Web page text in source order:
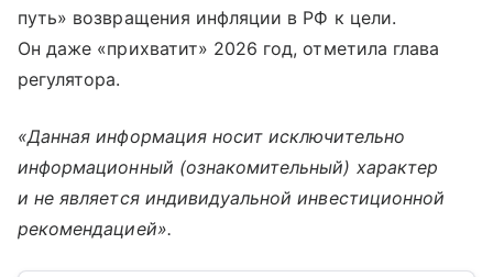
путь» возвращения инфляции в РФ к цели.
Он даже «прихватит» 2026 год, отметила глава
регулятора.
«Данная информация носит исключительно
информационный (ознакомительный) характер
и не является индивидуальной инвестиционной
рекомендацией».